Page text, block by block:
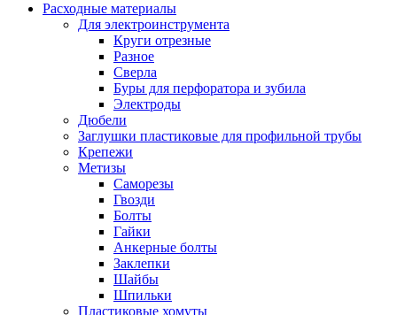
Расходные материалы
Для электроинструмента
Круги отрезные
Разное
Сверла
Буры для перфоратора и зубила
Электроды
Дюбели
Заглушки пластиковые для профильной трубы
Крепежи
Метизы
Саморезы
Гвозди
Болты
Гайки
Анкерные болты
Заклепки
Шайбы
Шпильки
Пластиковые хомуты